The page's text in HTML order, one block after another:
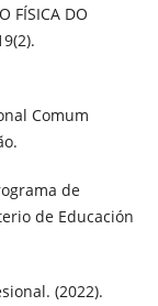
FÍSICA DO
Comum
de
de Educación
(2022).